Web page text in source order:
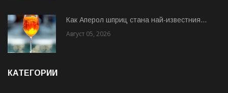
Как Аперол шприц стана най-известния...
Август 05, 2026
КАТЕГОРИИ